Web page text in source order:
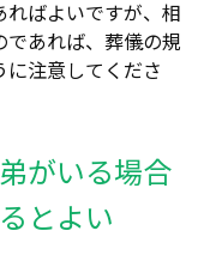
ばよいですが、相
あれば、葬儀の規
注意してくださ
がいる場合
とよい